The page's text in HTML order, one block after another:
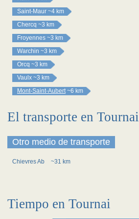
Saint-Maur ~4 km
Chercq ~3 km
Froyennes ~3 km
Warchin ~3 km
Orcq ~3 km
Vaulx ~3 km
Mont-Saint-Aubert ~6 km
El transporte en Tournai
Otro medio de transporte
Chievres Ab ~31 km
Tiempo en Tournai